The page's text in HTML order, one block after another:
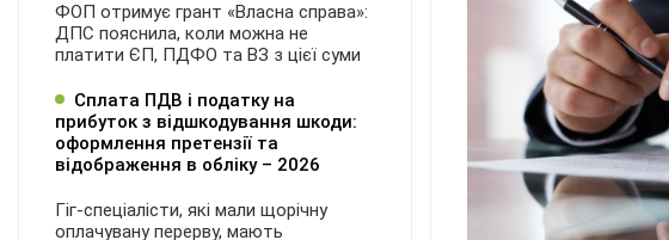
ФОП отримує грант «Власна справа»:
ДПС пояснила, коли можна не
платити ЄП, ПДФО та ВЗ з цієї суми
Сплата ПДВ і податку на
прибуток з відшкодування шкоди:
оформлення претензії та
відображення в обліку – 2026
Гіг-спеціалісти, які мали щорічну
оплачувану перерву, мають